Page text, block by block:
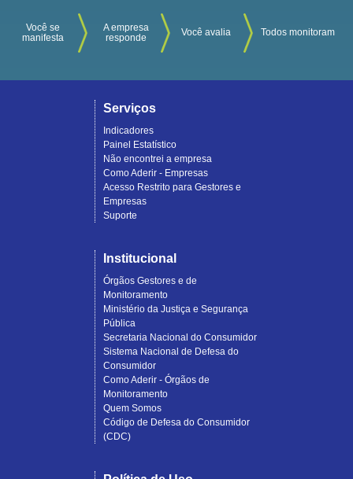
Você se
manifesta
A empresa
responde
Você avalia Todos monitoram
Serviços
Indicadores
Painel Estatístico
Não encontrei a empresa
Como Aderir - Empresas
Acesso Restrito para Gestores e
Empresas
Suporte
Institucional
Órgãos Gestores e de
Monitoramento
Ministério da Justiça e Segurança
Pública
Secretaria Nacional do Consumidor
Sistema Nacional de Defesa do
Consumidor
Como Aderir - Órgãos de
Monitoramento
Quem Somos
Código de Defesa do Consumidor
(CDC)